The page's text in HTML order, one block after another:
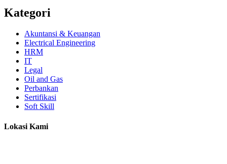
Kategori
Akuntansi & Keuangan
Electrical Engineering
HRM
IT
Legal
Oil and Gas
Perbankan
Sertifikasi
Soft Skill
Lokasi Kami